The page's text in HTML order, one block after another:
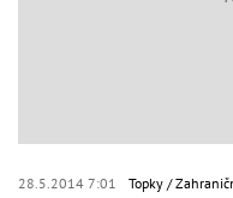
28.5.2014 7:01 Topky